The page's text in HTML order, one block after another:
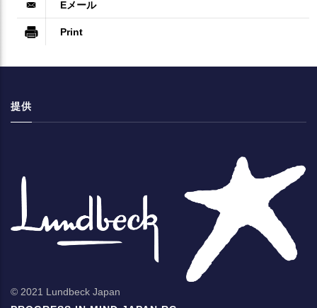
提供
© 2021 Lundbeck Japan